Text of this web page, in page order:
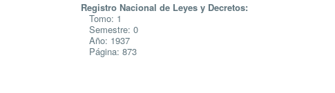
Registro Nacional de Leyes y Decretos:
Tomo: 1
Semestre: 0
Año: 1937
Página: 873